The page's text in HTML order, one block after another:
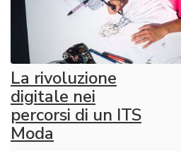
La rivoluzione
digitale nei
percorsi di un ITS
Moda